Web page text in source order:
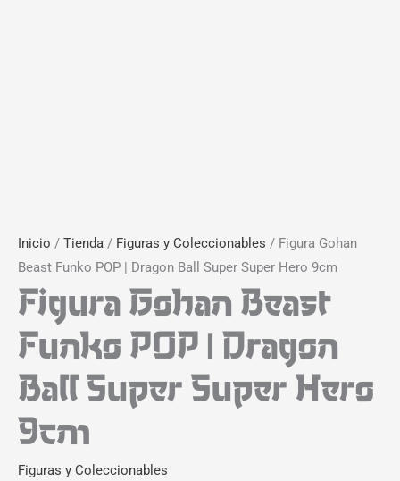
Inicio / Tienda / Figuras y Coleccionables / Figura Gohan
Beast Funko POP | Dragon Ball Super Super Hero 9cm
Figura Gohan Beast
Funko POP | Dragon
Ball Super Super Hero
9cm
Figuras y Coleccionables